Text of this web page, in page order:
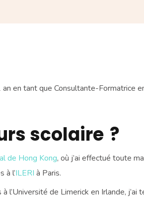
en tant que Consultante-Formatrice
scolaire ?
de Hong Kong, où j’ai effectué toute
à l’ILERI à Paris.
l’Université de Limerick en Irlande,